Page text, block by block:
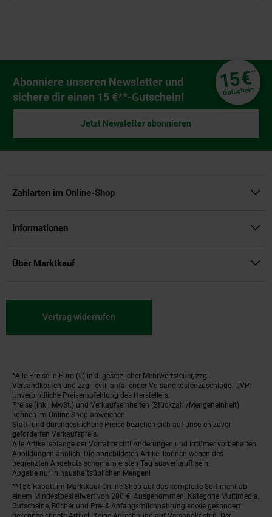
Newsletter Anmeldung
Abonniere unseren Newsletter und
sichere dir einen 15 €**-Gutschein!
15€**
Gutschein
Jetzt Newsletter abonnieren
Zahlarten im Online-Shop
Informationen
Über Marktkauf
Vertrag widerrufen
Fußnoten
*Alle Preise in Euro (€) inkl. gesetzlicher Mehrwertsteuer, zzgl.
Versandkosten und zzgl. evtl. anfallender Versandkostenzuschläge. UVP:
Unverbindliche Preisempfehlung des Herstellers.
Preise (inkl. MwSt.) und Verkaufseinheiten (Stückzahl/Mengeneinheit)
können im Online-Shop abweichen.
Statt- und durchgestrichene Preise beziehen sich auf unseren zuvor
geforderten Verkaufspreis.
Alle Artikel solange der Vorrat reicht! Änderungen und Irrtümer vorbehalten.
Abbildungen ähnlich. Die abgebildeten Artikel können wegen des
begrenzten Angebots schon am ersten Tag ausverkauft sein.
Abgabe nur in haushaltsüblichen Mengen!
**15€ Rabatt im Marktkauf Online-Shop auf das komplette Sortiment ab
einem Mindestbestellwert von 200 €. Ausgenommen: Kategorie Multimedia,
Gutscheine, Bücher und Pre- & Anfangsmilchnahrung sowie gesondert